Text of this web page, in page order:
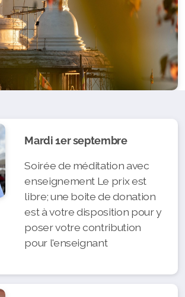
Mardi 1er septembre
Soirée de méditation avec
enseignement Le prix est
libre; une boite de donation
est à votre disposition pour y
poser votre contribution
pour l'enseignant